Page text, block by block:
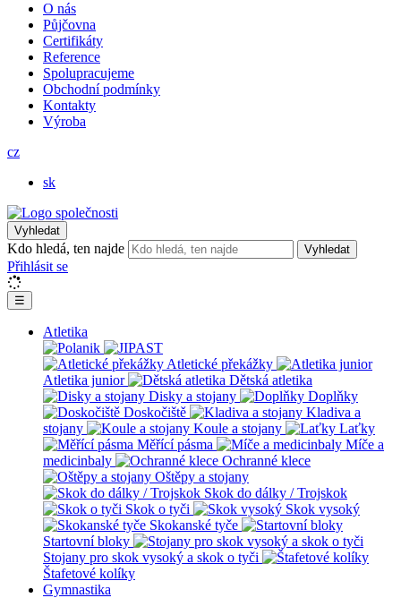
O nás
Půjčovna
Certifikáty
Reference
Spolupracujeme
Obchodní podmínky
Kontakty
Výroba
cz
sk
Vyhledat
Kdo hledá, ten najde Vyhledat
Přihlásit se
☰
Atletika
Atletické překážky
Atletika junior
Dětská atletika
Disky a stojany
Doplňky
Doskočiště
Kladiva a
stojany
Koule a stojany
Laťky
Měřící pásma
Míče a
medicinbaly
Ochranné klece
Oštěpy a stojany
Skok do dálky / Trojskok
Skok o tyči
Skok vysoký
Skokanské tyče
Startovní bloky
Stojany pro skok vysoký a skok o tyči
Štafetové kolíky
Gymnastika